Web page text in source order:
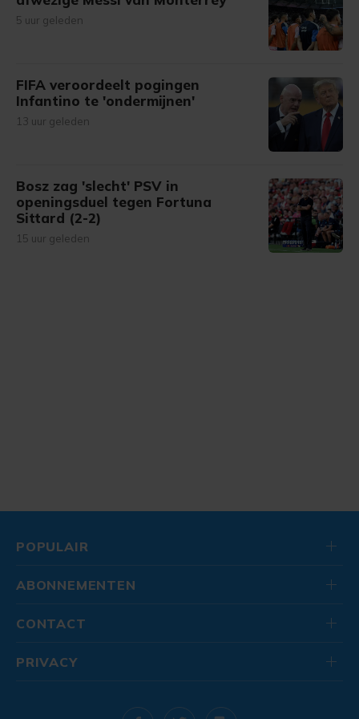
5 uur geleden
FIFA veroordeelt pogingen
Infantino te 'ondermijnen'
13 uur geleden
Bosz zag 'slecht' PSV in
openingsduel tegen Fortuna
Sittard (2-2)
15 uur geleden
POPULAIR
ABONNEMENTEN
CONTACT
PRIVACY